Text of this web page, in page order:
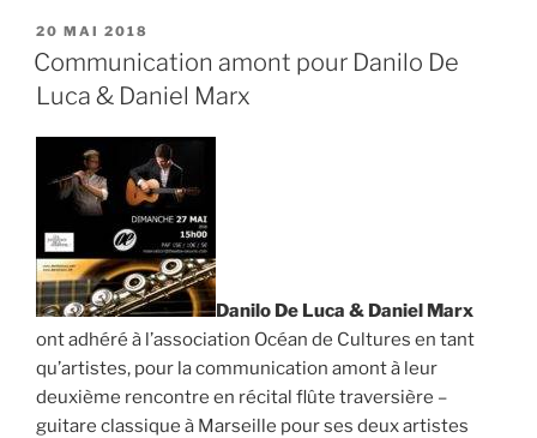
1er »
PUBLIÉ
LE
20 MAI 2018
Communication amont pour Danilo De
Luca & Daniel Marx
Danilo De Luca & Daniel Marx
ont adhéré à l’association Océan de Cultures en tant
qu’artistes, pour la communication amont à leur
deuxième rencontre en récital flûte traversière –
guitare classique à Marseille pour ses deux artistes